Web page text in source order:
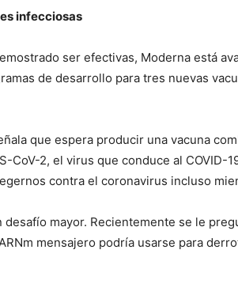
infecciosas
ser efectivas, Moderna está
de desarrollo para tres nuevas
que espera producir una vacuna
CoV-2, el virus que conduce al
contra el coronavirus incluso
desafío mayor. Recientemente se le
mensajero podría usarse para